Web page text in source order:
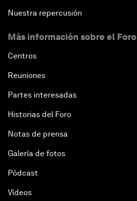
Nuestra repercusión
Más información sobre el Foro
Centros
Reuniones
Partes interesadas
Historias del Foro
Notas de prensa
Galería de fotos
Pódcast
Vídeos